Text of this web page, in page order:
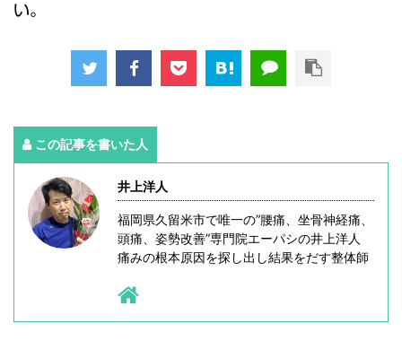
い。
この記事を書いた人
井上洋人
福岡県久留米市で唯一の”腰痛、坐骨神経痛、
頭痛、姿勢改善”専門院エーパシの井上洋人
痛みの根本原因を探し出し結果をだす整体師